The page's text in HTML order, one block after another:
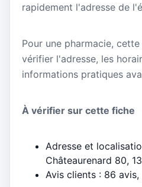
rapidement l'adresse de
Pour une pharmacie,
vérifier l'adresse, les
informations pratiques
À vérifier sur cette fiche
Adresse et
Châteaurenard 80,
Avis clients : 86